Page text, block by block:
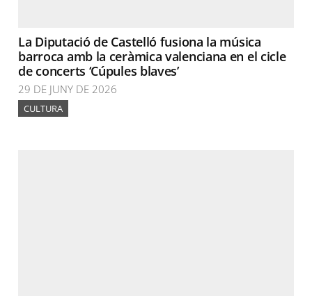
La Diputació de Castelló fusiona la música
barroca amb la ceràmica valenciana en el cicle
de concerts ‘Cúpules blaves’
29 DE JUNY DE 2026
CULTURA